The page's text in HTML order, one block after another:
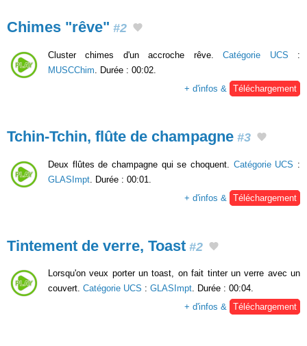
Chimes "rêve" #2
Cluster chimes d'un accroche rêve.Catégorie UCS :
MUSCChim. Durée : 00:02.
+ d'infos & Téléchargement
Tchin-Tchin, flûte de champagne #3
Deux flûtes de champagne qui se choquent. Catégorie UCS :
GLASImpt . Durée : 00:01.
+ d'infos &
Téléchargement
Tintement de verre, Toast #2
Lorsqu'on veux porter un toast, on fait tinter un verre avec un
couvert. Catégorie UCS : GLASImpt. Durée : 00:04.
+ d'infos & Téléchargement